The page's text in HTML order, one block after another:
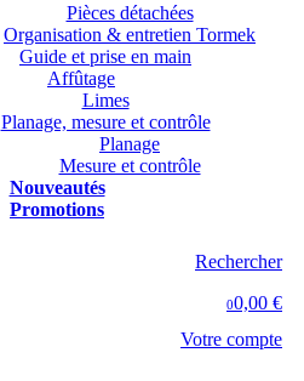
Pièces détachées
Organisation & entretien Tormek
Guide et prise en main
Affûtage
Limes
Planage, mesure et contrôle
Planage
Mesure et contrôle
Nouveautés
Promotions
Rechercher
00,00 €
Votre compte